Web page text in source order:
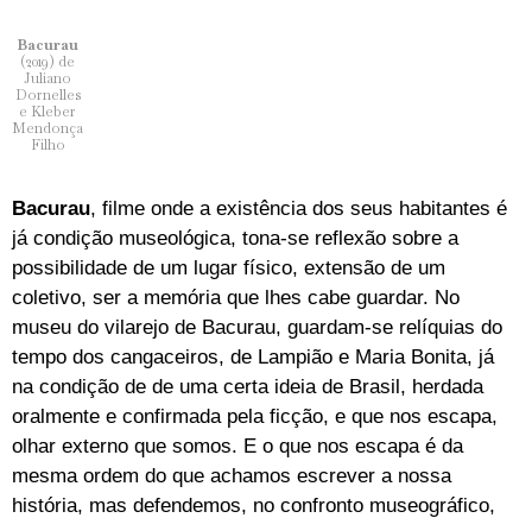
Bacurau
(2019) de
Juliano
Dornelles
e Kleber
Mendonça
Filho
Bacurau, filme onde a existência dos seus habitantes é
já condição museológica, tona-se reflexão sobre a
possibilidade de um lugar físico, extensão de um
coletivo, ser a memória que lhes cabe guardar. No
museu do vilarejo de Bacurau, guardam-se relíquias do
tempo dos cangaceiros, de Lampião e Maria Bonita, já
na condição de de uma certa ideia de Brasil, herdada
oralmente e confirmada pela ficção, e que nos escapa,
olhar externo que somos. E o que nos escapa é da
mesma ordem do que achamos escrever a nossa
história, mas defendemos, no confronto museográfico,